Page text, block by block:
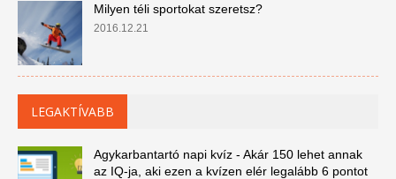
Milyen téli sportokat szeretsz?
2016.12.21
LEGAKTÍVABB
Agykarbantartó napi kvíz - Akár 150 lehet annak
az IQ-ja, aki ezen a kvízen elér legalább 6 pontot